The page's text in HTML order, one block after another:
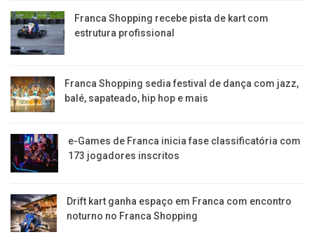
Franca Shopping recebe pista de kart com
estrutura profissional
Franca Shopping sedia festival de dança com jazz,
balé, sapateado, hip hop e mais
e-Games de Franca inicia fase classificatória com
173 jogadores inscritos
Drift kart ganha espaço em Franca com encontro
noturno no Franca Shopping